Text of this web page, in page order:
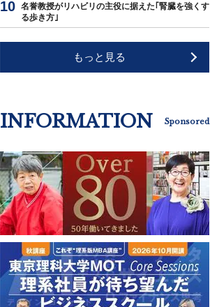
名誉教授がリハビリの主役に据えた｢腎臓を強くす
る歩き方｣
もっと見る
INFORMATION Sponsored